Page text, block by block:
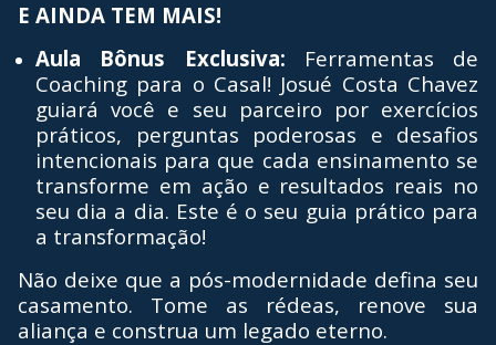
E AINDA TEM MAIS!
Aula Bônus Exclusiva: Ferramentas de
Coaching para o Casal! Josué Costa Chavez
guiará você e seu parceiro por exercícios
práticos, perguntas poderosas e desafios
intencionais para que cada ensinamento se
transforme em ação e resultados reais no
seu dia a dia. Este é o seu guia prático para
a transformação!
Não deixe que a pós-modernidade defina seu
casamento. Tome as rédeas, renove sua
aliança e construa um legado eterno.